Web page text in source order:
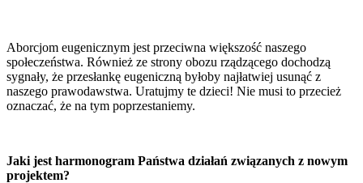
Aborcjom eugenicznym jest przeciwna większość naszego
społeczeństwa. Również ze strony obozu rządzącego dochodzą
sygnały, że przesłankę eugeniczną byłoby najłatwiej usunąć z
naszego prawodawstwa. Uratujmy te dzieci! Nie musi to przecież
oznaczać, że na tym poprzestaniemy.
Jaki jest harmonogram Państwa działań związanych z nowym
projektem?